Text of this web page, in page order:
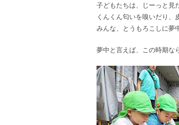
子どもたちは、じーっと見
くんくん匂いを嗅いだり、
みんな、とうもろこしに夢
夢中と言えば、この時期な